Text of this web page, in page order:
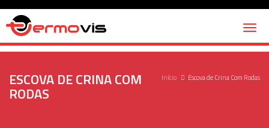
Início Escova de Crina Com Rodas
ESCOVA DE CRINA COM
RODAS